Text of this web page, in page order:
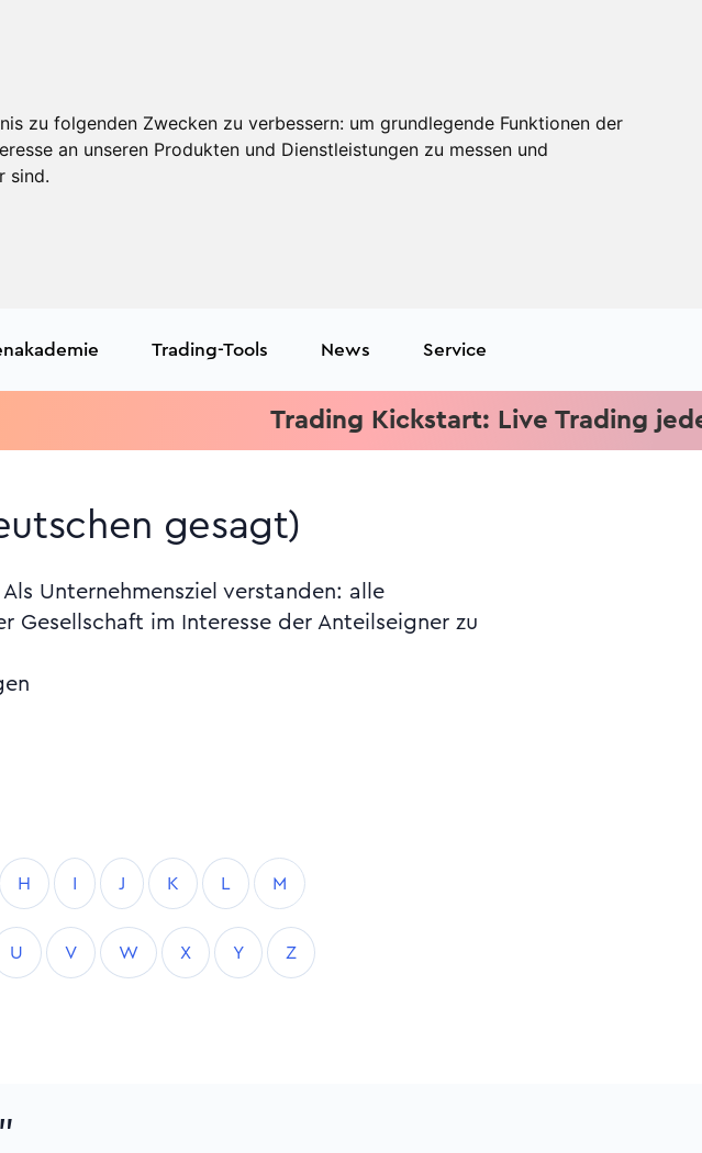
zu folgenden Zwecken zu verbessern: um grundlegende Funktionen der
an unseren Produkten und Dienstleistungen zu messen und
sind.
Trading-Tools News Service
Trading Kickstart: Live Trading jeden
gesagt)
Unternehmensziel verstanden: alle
Gesellschaft im Interesse der Anteilseigner zu
H I J K L M
U V W X Y Z